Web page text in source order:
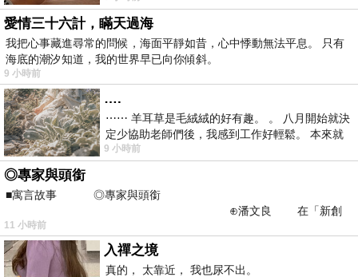
愛情三十六計，瞞天過海
我把心事藏進尋常的問候，海面平靜如昔，心中悸動無法平息。 只有
海底的潮汐知道，我的世界早已向你傾斜。
9 小時前
….
⋯⋯ 羊耳草是毛絨絨的好有趣。 。 八月開始就決
定少協助老師們後，我感到工作好輕鬆。 本來就
不是我的工作啊。 真
9 小時前
◎專家與頭銜
■寓言故事 ◎專家與頭銜
⊕潘文良 在「新創
之谷」裡——
11 小時前
入禪之境
真的， 太靠近， 我也尿不出。